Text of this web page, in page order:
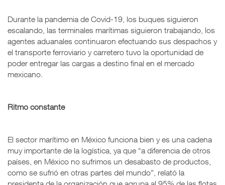
Durante la pandemia de Covid-19, los buques siguieron
escalando, las terminales marítimas siguieron trabajando, los
agentes aduanales continuaron efectuando sus despachos y
el transporte ferroviario y carretero tuvo la oportunidad de
poder entregar las cargas a destino final en el mercado
mexicano.
Ritmo constante
El sector marítimo en México funciona bien y es una cadena
muy importante de la logística, ya que “a diferencia de otros
países, en México no sufrimos un desabasto de productos,
como se sufrió en otras partes del mundo”, relató la